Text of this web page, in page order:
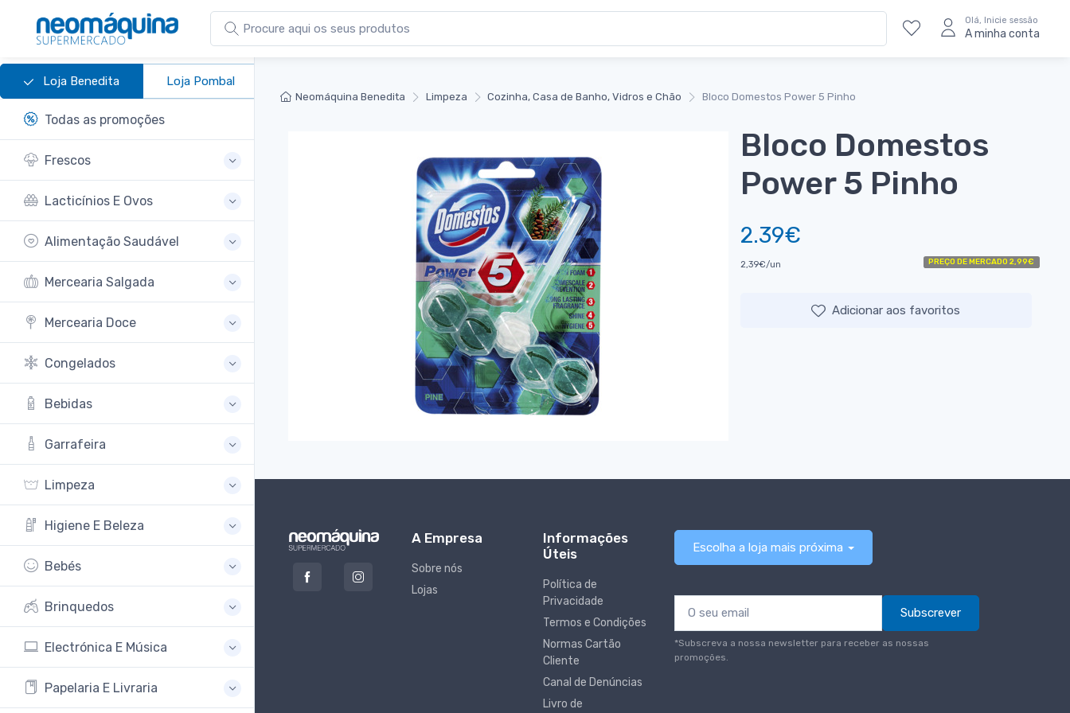
Loja Benedita Loja Pombal
Todas as promoções
Frescos
Lacticínios E Ovos
Alimentação Saudável
Mercearia Salgada
Mercearia Doce
Congelados
Bebidas
Garrafeira
Limpeza
Higiene E Beleza
Bebés
Brinquedos
Electrónica E Música
Papelaria E Livraria
Olá, Inicie sessão
A minha conta
Neomáquina Benedita Limpeza Cozinha, Casa de Banho, Vidros e Chão Bloco Domestos Power 5 Pinho
Bloco Domestos
Power 5 Pinho
2.39€
2,39€/un PREÇO DE MERCADO 2,99€
Adicionar aos favoritos
A Empresa
Sobre nós
Lojas
Informações
Úteis
Política de
Privacidade
Termos e Condições
Normas Cartão
Cliente
Canal de Denúncias
Livro de
Escolha a loja mais próxima
Subscrever
*Subscreva a nossa newsletter para receber as nossas
promoções.